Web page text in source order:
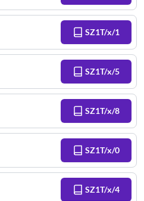
SZ1T/x/1
SZ1T/x/5
SZ1T/x/8
SZ1T/x/0
SZ1T/x/4